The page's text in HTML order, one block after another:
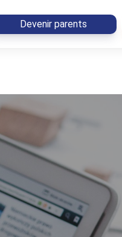
Devenir parents